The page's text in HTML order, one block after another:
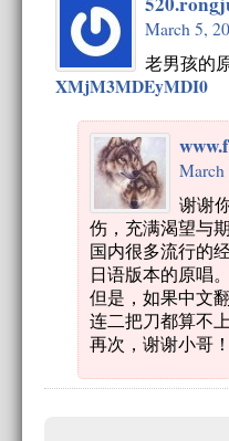
March 5,
老男孩的
XMjM3MDEyMDI0
March
谢谢
伤，充满渴望与
国内很多流行的
日语版本的原唱。
但是，如果中文
连二把刀都算不
再次，谢谢小哥！